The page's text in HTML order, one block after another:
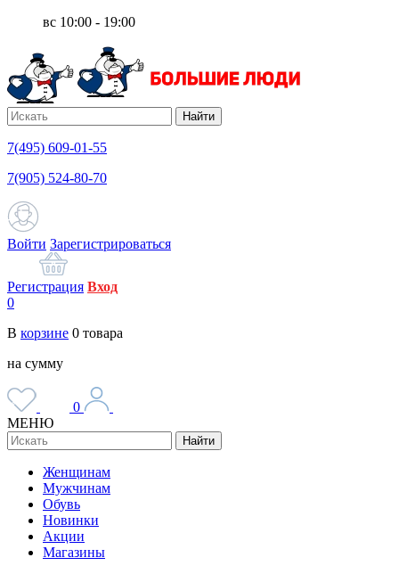
вс 10:00 - 19:00
Найти
7(495) 609-01-55
7(905) 524-80-70
Войти Зарегистрироваться
Регистрация Вход
0
В корзине 0 товара
на сумму
0
МЕНЮ
Найти
Женщинам
Мужчинам
Обувь
Новинки
Акции
Магазины